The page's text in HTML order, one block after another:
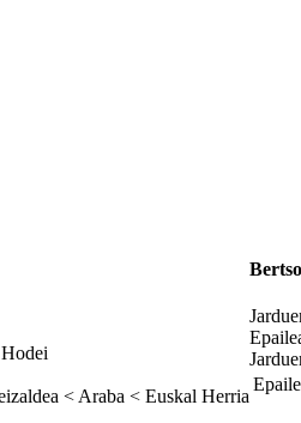
< Araba < Euskal Herria